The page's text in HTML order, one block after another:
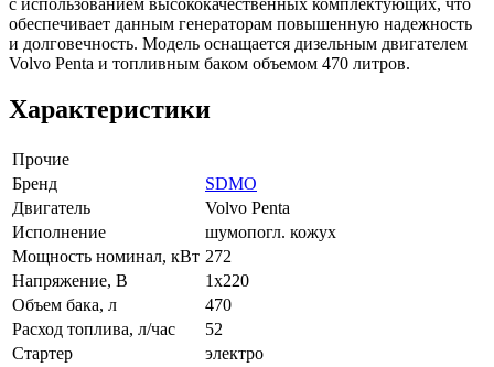
обеспечивает данным генераторам повышенную надежность
и долговечность. Модель оснащается дизельным двигателем
Volvo Penta и топливным баком объемом 470 литров.
Характеристики
Прочие
Бренд
SDMO
Двигатель
Volvo Penta
Исполнение
шумопогл. кожух
Мощность номинал, кВт 272
Напряжение, В
1x220
Объем бака, л
470
Расход топлива, л/час
52
Стартер
электро